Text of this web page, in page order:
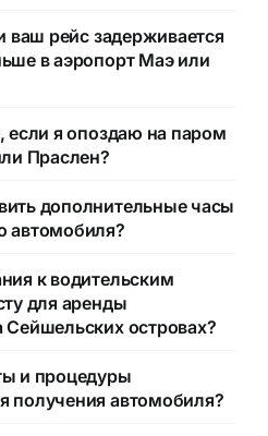
ваш рейс задерживается
в аэропорт Маэ или
если я опоздаю на паром
Праслен?
дополнительные часы
автомобиля?
к водительским
для аренды
островах?
и процедуры
получения автомобиля?